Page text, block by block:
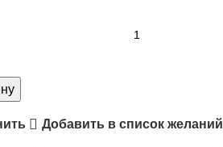
Добавить в список желаний